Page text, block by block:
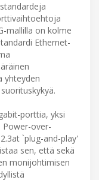
mallilla on kolme
Ethernet-
yhteyden
porttia, yksi
Power-over-
`plug-and-play'
sen, että sekä
monijohtimisen